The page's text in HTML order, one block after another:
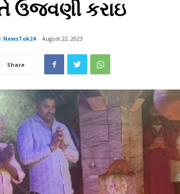
ઉજવણી કરાઇ
NewsTok24 August 22, 2023
Share